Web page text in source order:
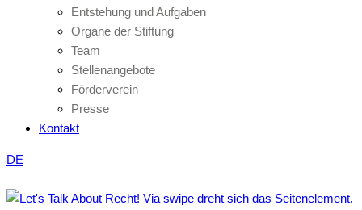
Entstehung und Aufgaben
Organe der Stiftung
Team
Stellenangebote
Förderverein
Presse
Kontakt
DE